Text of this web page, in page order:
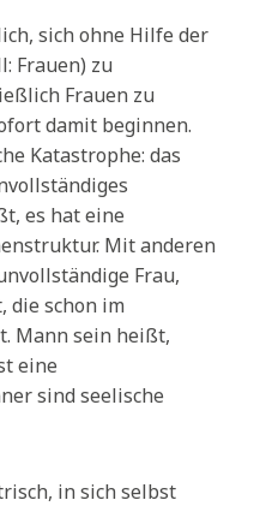
sich ohne Hilfe der
Frauen) zu
Frauen zu
damit beginnen.
Katastrophe: das
es hat eine
Mit anderen
Frau,
die schon im
Mann sein heißt,
eine
sind seelische
in sich selbst